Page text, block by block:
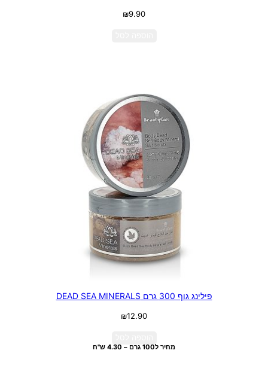
₪9.90
פילינג גוף 300 גרם DEAD SEA MINERALS
₪12.90
מחיר ל100 גרם – 4.30 ש"ח